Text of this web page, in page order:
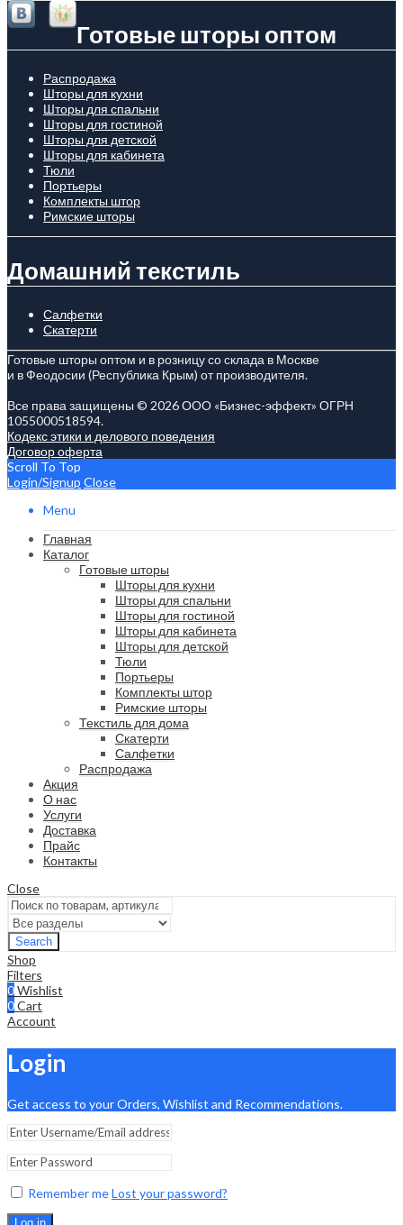
Готовые шторы оптом
Распродажа
Шторы для кухни
Шторы для спальни
Шторы для гостиной
Шторы для детской
Шторы для кабинета
Тюли
Портьеры
Комплекты штор
Римские шторы
Домашний текстиль
Салфетки
Скатерти
Готовые шторы оптом и в розницу со склада в Москве
и в Феодосии (Республика Крым) от производителя.
Все права защищены © 2026 ООО «Бизнес-эффект» ОГРН
1055000518594.
Кодекс этики и делового поведения
Договор оферта
Scroll To Top
Login/Signup Close
Menu
Главная
Каталог
Готовые шторы
Шторы для кухни
Шторы для спальни
Шторы для гостиной
Шторы для кабинета
Шторы для детской
Тюли
Портьеры
Комплекты штор
Римские шторы
Текстиль для дома
Скатерти
Салфетки
Распродажа
Акция
О нас
Услуги
Доставка
Прайс
Контакты
Close
Search
Shop
Filters
0Wishlist
0Cart
Account
Login
Get access to your Orders, Wishlist and Recommendations.
Remember meLost your password?